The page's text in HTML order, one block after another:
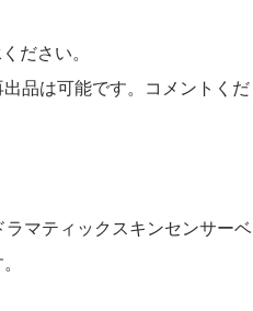
ださい。
品は可能です。コメントくだ
マティックスキンセンサーベ